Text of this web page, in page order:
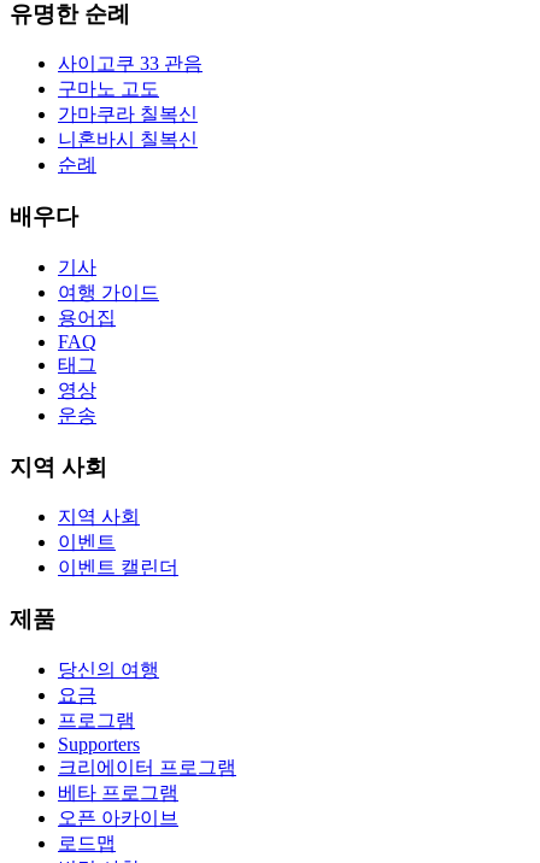
유명한 순례
사이고쿠 33 관음
구마노 고도
가마쿠라 칠복신
니혼바시 칠복신
순례
배우다
기사
여행 가이드
용어집
FAQ
태그
영상
운송
지역 사회
지역 사회
이벤트
이벤트 캘린더
제품
당신의 여행
요금
프로그램
Supporters
크리에이터 프로그램
베타 프로그램
오픈 아카이브
로드맵